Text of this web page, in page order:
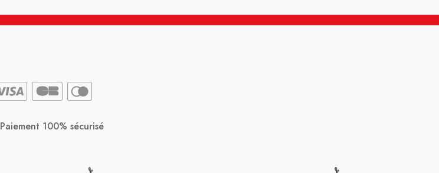
Paiement 100% sécurisé